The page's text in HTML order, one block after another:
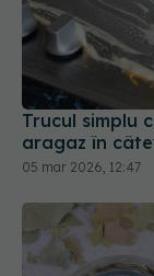
Trucul simplu
aragaz în
05 mar 2026, 12:47